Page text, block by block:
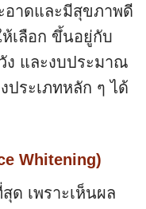
อาดและมีสุขภาพดี
เลือก ขึ้นอยู่กับ
ง และงบประมาณ
ระเภทหลัก ๆ ได้
Whitening)
ด เพราะเห็นผล